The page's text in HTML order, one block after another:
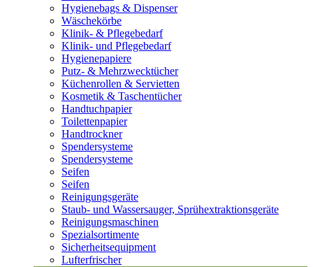
Hygienebags & Dispenser
Wäschekörbe
Klinik- & Pflegebedarf
Klinik- und Pflegebedarf
Hygienepapiere
Putz- & Mehrzwecktücher
Küchenrollen & Servietten
Kosmetik & Taschentücher
Handtuchpapier
Toilettenpapier
Handtrockner
Spendersysteme
Spendersysteme
Seifen
Seifen
Reinigungsgeräte
Staub- und Wassersauger, Sprühextraktionsgeräte
Reinigungsmaschinen
Spezialsortimente
Sicherheitsequipment
Lufterfrischer